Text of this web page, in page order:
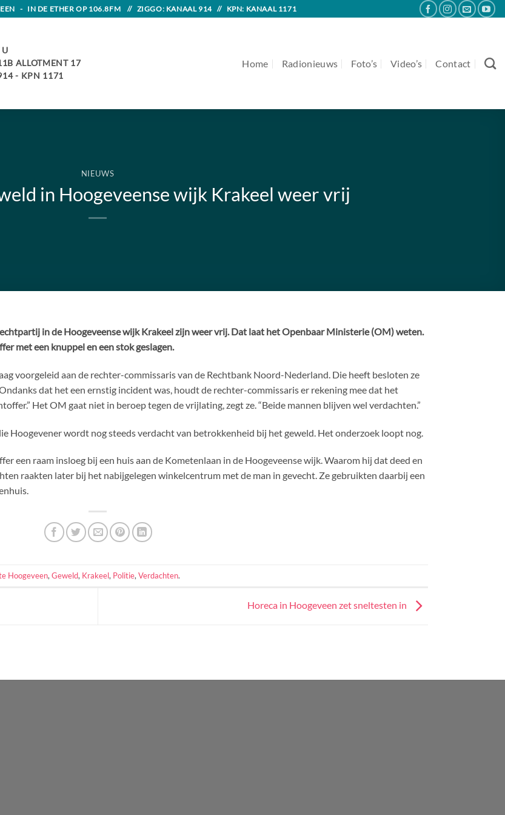
- IN DE ETHER OP 106.8FM // ZIGGO: KANAAL 914 // KPN: KANAAL 1171
ALLOTMENT 17
- KPN 1171
Home Radionieuws Foto’s Video’s Contact
NIEUWS
in Hoogeveense wijk Krakeel weer vrij
in de Hoogeveense wijk Krakeel zijn weer vrij. Dat laat het Openbaar Ministerie (OM) weten.
met een knuppel en een stok geslagen.
voorgeleid aan de rechter-commissaris van de Rechtbank Noord-Nederland. Die heeft besloten ze
dat het een ernstig incident was, houdt de rechter-commissaris er rekening mee dat het
Het OM gaat niet in beroep tegen de vrijlating, zegt ze. “Beide mannen blijven wel verdachten.”
Hoogevener wordt nog steeds verdacht van betrokkenheid bij het geweld. Het onderzoek loopt nog.
een raam insloeg bij een huis aan de Kometenlaan in de Hoogeveense wijk. Waarom hij dat deed en
raakten later bij het nabijgelegen winkelcentrum met de man in gevecht. Ze gebruikten daarbij een
Hoogeveen, Geweld, Krakeel, Politie, Verdachten.
Horeca in Hoogeveen zet sneltesten in